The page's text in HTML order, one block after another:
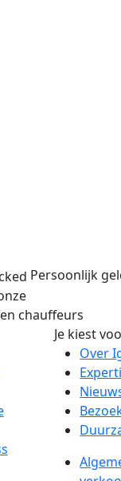
Persoonlijk
chauffeurs
Je kiest
Over